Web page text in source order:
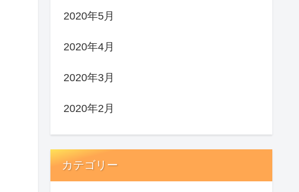
2020年5月
2020年4月
2020年3月
2020年2月
カテゴリー